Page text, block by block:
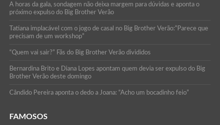
A horas da gala, sondagem não deixa margem para dúvidas e aponta o
próximo expulso do Big Brother Verão
Tatiana implacável com o jogo de casal no Big Brother Verão:”Parece que
precisam de um workshop”
“Quem vai sair?” Fãs do Big Brother Verão divididos
Bernardina Brito e Diana Lopes apontam quem devia ser expulso do Big
Brother Verão deste domingo
Cândido Pereira aponta o dedo a Joana: “Acho um bocadinho feio”
FAMOSOS